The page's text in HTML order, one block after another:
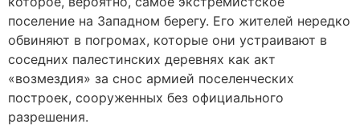
поселение на Западном берегу. Его жителей нередко
обвиняют в погромах, которые они устраивают в
соседних палестинских деревнях как акт
«возмездия» за снос армией поселенческих
построек, сооруженных без официального
разрешения.